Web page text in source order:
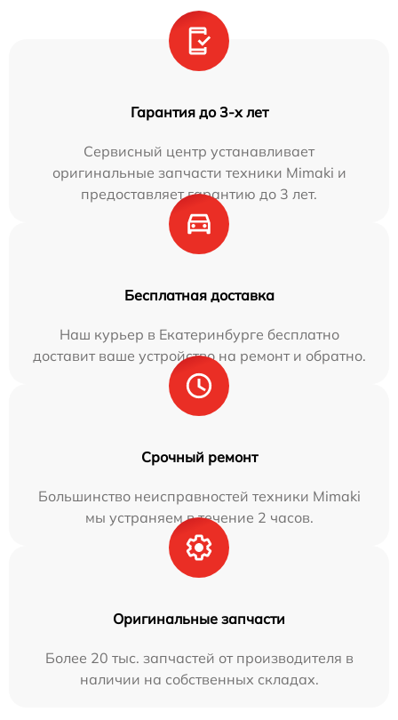
Гарантия до 3-х лет
Сервисный центр устанавливает
оригинальные запчасти техники Mimaki и
предоставляет гарантию до 3 лет.
Бесплатная доставка
Наш курьер в Екатеринбурге бесплатно
доставит ваше устройство на ремонт и обратно.
Срочный ремонт
Большинство неисправностей техники Mimaki
мы устраняем в течение 2 часов.
Оригинальные запчасти
Более 20 тыс. запчастей от производителя в
наличии на собственных складах.